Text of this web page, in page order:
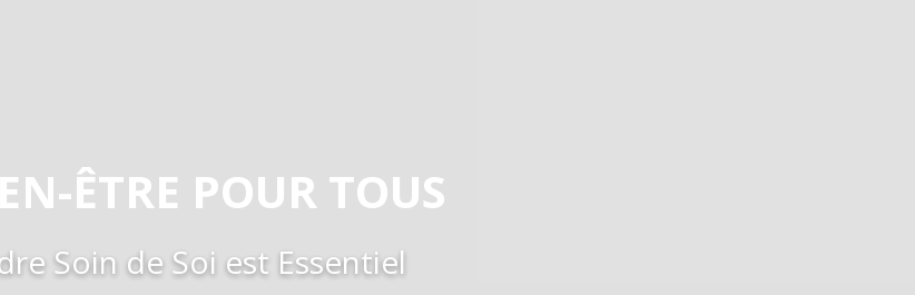
ÊTRE POUR TOUS
Soin de Soi est Essentiel